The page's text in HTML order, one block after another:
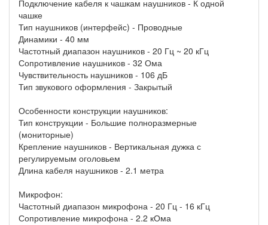
Подключение кабеля к чашкам наушников - К одной
чашке
Тип наушников (интерфейс) - Проводные
Динамики - 40 мм
Частотный диапазон наушников - 20 Гц ~ 20 кГц
Сопротивление наушников - 32 Ома
Чувствительность наушников - 106 дБ
Тип звукового оформления - Закрытый
Особенности конструкции наушников:
Тип конструкции - Большие полноразмерные
(мониторные)
Крепление наушников - Вертикальная дужка с
регулируемым оголовьем
Длина кабеля наушников - 2.1 метра
Микрофон:
Частотный диапазон микрофона - 20 Гц - 16 кГц
Сопротивление микрофона - 2.2 кОма